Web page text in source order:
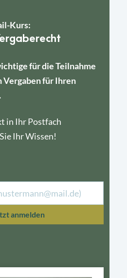
Kurs:
für die Teilnahme
für Ihren
in Ihr Postfach
Ihr Wissen!
anmelden